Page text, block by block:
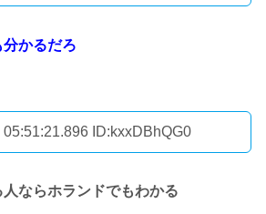
かるだろ
05:51:21.896 ID:kxxDBhQG0
ならホランドでもわかる